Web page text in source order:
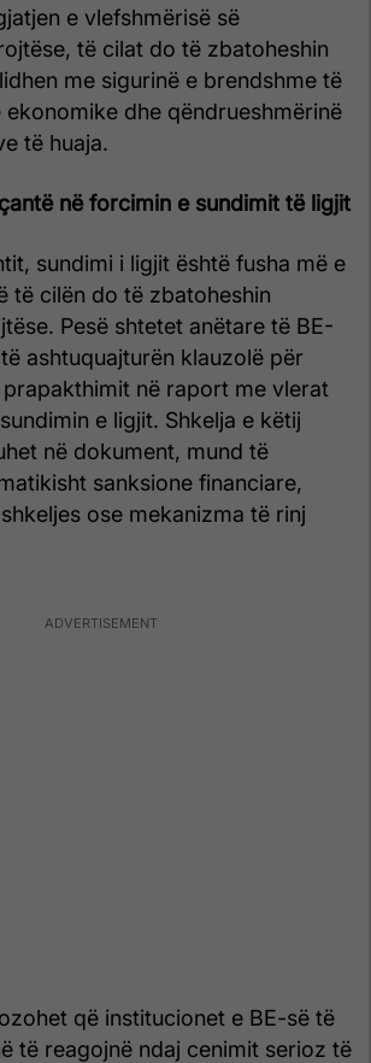
e vlefshmërisë së
të cilat do të zbatoheshin
me sigurinë e brendshme të
ekonomike dhe qëndrueshmërinë
të huaja.
në forcimin e sundimit të ligjit
sundimi i ligjit është fusha më e
të cilën do të zbatoheshin
Pesë shtetet anëtare të BE-
ashtuquajturën klauzolë për
në raport me vlerat
e ligjit. Shkelja e këtij
në dokument, mund të
sanksione financiare,
ose mekanizma të rinj
që institucionet e BE-së të
të reagojnë ndaj cenimit serioz të